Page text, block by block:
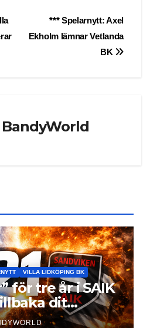
*** Spelarnytt: Axel
Ekholm lämnar Vetlanda
BK
BandyWorld
VILLA LIDKÖPING BK
för tre år i SAIK
dit